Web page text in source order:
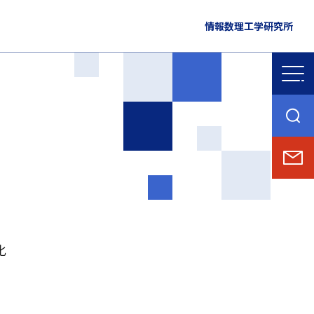
情報数理工学研究所